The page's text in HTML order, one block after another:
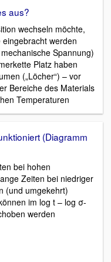
aus?
wechseln möchte,
werden
Spannung)
Platz haben
(„Löcher“) – vor
Bereiche des Materials
Temperaturen
(Diagramm
bei hohen
Zeiten bei niedriger
(und umgekehrt)
im log t – log σ-
werden